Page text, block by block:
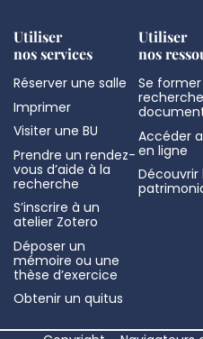
Utiliser
nos services
Réserver une salle
Imprimer
Visiter une BU
Prendre un rendez-
vous d’aide à la
recherche
S’inscrire à un
atelier Zotero
Déposer un
mémoire ou une
thèse d’exercice
Obtenir un quitus
Utiliser
nos
Se
recherche
Accéder
en ligne
Découvrir